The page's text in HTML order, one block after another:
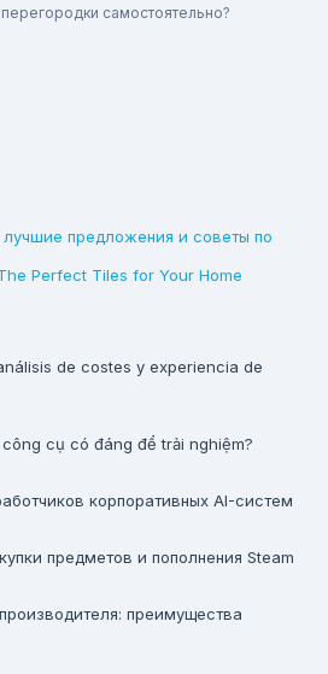
самостоятельно?
предложения и советы по
Perfect Tiles for Your Home
de costes y experiencia de
cụ có đáng để trải nghiệm?
корпоративных AI-систем
предметов и пополнения Steam
преимущества